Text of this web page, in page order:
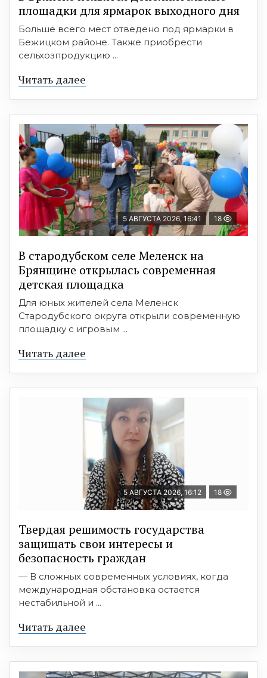
площадки для ярмарок выходного дня
Больше всего мест отведено под ярмарки в
Бежицком районе. Также приобрести
сельхозпродукцию ...
Читать далее
5 АВГУСТА 2026, 16:41 18
В стародубском селе Меленск на
Брянщине открылась современная
детская площадка
Для юных жителей села Меленск
Стародубского округа открыли современную
площадку с игровым ...
Читать далее
5 АВГУСТА 2026, 16:12 18
Твердая решимость государства
защищать свои интересы и
безопасность граждан
— В сложных современных условиях, когда
международная обстановка остается
нестабильной и ...
Читать далее